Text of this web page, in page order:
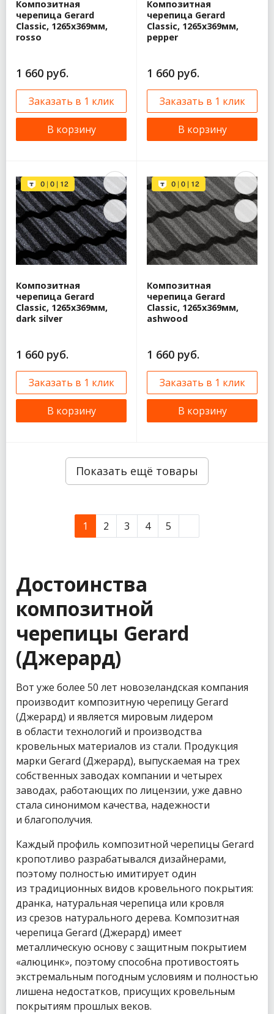
Композитная
черепица Gerard
Classic, 1265x369мм,
rosso
1 660 руб.
Заказать в 1 клик
В корзину
Композитная
черепица Gerard
Classic, 1265x369мм,
pepper
1 660 руб.
Заказать в 1 клик
В корзину
Композитная
черепица Gerard
Classic, 1265x369мм,
dark silver
1 660 руб.
Заказать в 1 клик
В корзину
Композитная
черепица Gerard
Classic, 1265x369мм,
ashwood
1 660 руб.
Заказать в 1 клик
В корзину
Показать ещё товары
1 2 3 4 5
Достоинства
композитной
черепицы Gerard
(Джерард)
Вот уже более 50 лет новозеландская компания
производит композитную черепицу Gerard
(Джерард) и является мировым лидером
в области технологий и производства
кровельных материалов из стали. Продукция
марки Gerard (Джерард), выпускаемая на трех
собственных заводах компании и четырех
заводах, работающих по лицензии, уже давно
стала синонимом качества, надежности
и благополучия.
Каждый профиль композитной черепицы Gerard
кропотливо разрабатывался дизайнерами,
поэтому полностью имитирует один
из традиционных видов кровельного покрытия:
дранка, натуральная черепица или кровля
из срезов натурального дерева. Композитная
черепица Gerard (Джерард) имеет
металлическую основу с защитным покрытием
«алюцинк», поэтому способна противостоять
экстремальным погодным условиям и полностью
лишена недостатков, присущих кровельным
покрытиям прошлых веков.